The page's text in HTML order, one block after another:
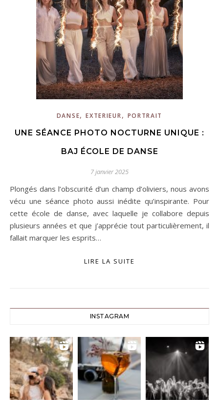
DANSE,EXTERIEUR, PORTRAIT
UNE SÉANCE PHOTO NOCTURNE UNIQUE :
BAJ ÉCOLE DE DANSE
7 janvier 2025
Plongés dans l’obscurité d’un champ d’oliviers, nous avons
vécu une séance photo aussi inédite qu’inspirante. Pour
cette école de danse, avec laquelle je collabore depuis
plusieurs années et que j’apprécie tout particulièrement, il
fallait marquer les esprits…
LIRE LA SUITE
INSTAGRAM